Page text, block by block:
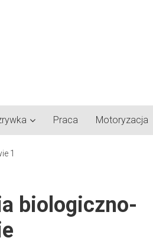
Praca Motoryzacja
biologiczno-